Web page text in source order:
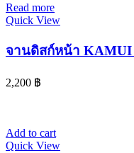
Read more
Quick View
จานดิสก์หน้า KAMUI
2,200 ฿
Add to cart
Quick View